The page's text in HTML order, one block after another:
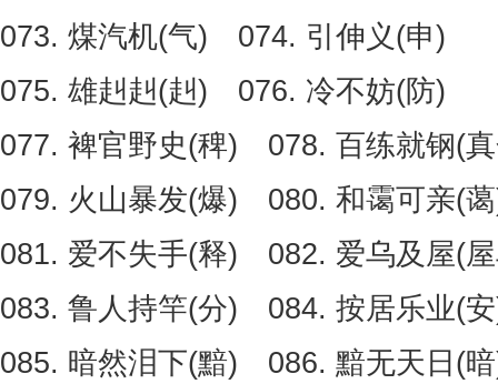
073. 煤汽机(气) 074. 引伸义(申)
075. 雄赳赳(赳) 076. 冷不妨(防)
077. 裨官野史(稗) 078. 百练就钢(
079. 火山暴发(爆) 080. 和霭可亲(
081. 爱不失手(释) 082. 爱乌及屋(
083. 鲁人持竿(分) 084. 按居乐业(
085. 暗然泪下(黯) 086. 黯无天日(